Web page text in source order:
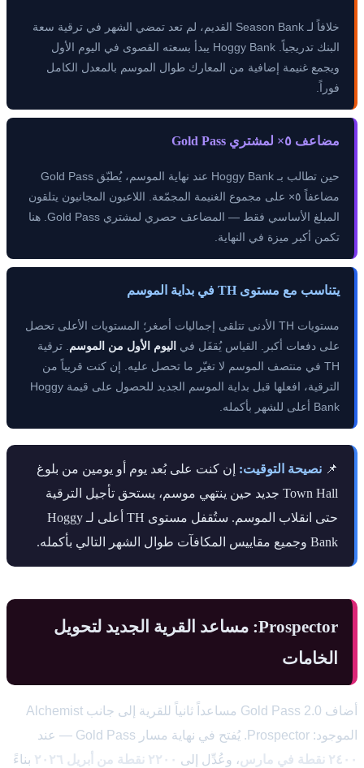
خلافاً لـ Season Bank القديم، لم تعد تمضي الشهر في ترقية سعة
البنك تدريجياً. Hoggy Bank يبدأ بسعته القصوى في اليوم الأول
ويجمع غنيمة إضافية من المعارك طوال الموسم بالمعدل الكامل
فوراً.
مضاعف ٥× لمشتري Gold Pass
حين تطالب بـ Hoggy Bank عند نهاية الموسم، يُطبّق Gold Pass
مضاعفاً ٥× على مجموع الغنيمة المجمّعة. اللاعبون المجانيون يتلقون
المبلغ الأساسي فقط — المضاعف حصري لمشتري Gold Pass. هنا
تكمن أكبر ميزة في النهاية.
يتناسب مع مستوى TH في بداية الموسم
مستويات TH الأدنى تتلقى إجماليات أصغر؛ المستويات الأعلى تحصل
على دفعات أكبر. القياس يُقفَل في اليوم الأول من الموسم . ترقية
TH في منتصف الموسم لا تغيّر ما تحصل عليه. إن كنت قريباً من
الترقية، افعلها قبل بداية الموسم الجديد للحصول على قيمة Hoggy
Bank أعلى للشهر بأكمله.
📌 نصيحة التوقيت: إن كنت على بُعد يوم أو يومين من بلوغ
Town Hall جديد حين ينتهي موسم، يستحق تأجيل الترقية
حتى انقلاب الموسم. ستُقفل مستوى TH أعلى لـ Hoggy
Bank وجميع مقاييس المكافآت طوال الشهر التالي بأكمله.
Prospector: مساعد القرية الجديد لتحويل
الخامات
أضاف Gold Pass 2.0 مساعداً ثانياً للقرية إلى جانب Alchemist
الموجود: Prospector. يُفتح في نهاية مسار Gold Pass — عند
٢٤٠٠ نقطة في مارس
، وعُدِّل إلى ٢٢٠٠ نقطة من أبريل ٢٠٢٦
بناءً